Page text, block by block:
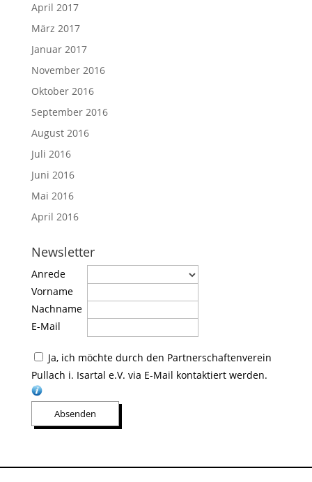
April 2017
März 2017
Januar 2017
November 2016
Oktober 2016
September 2016
August 2016
Juli 2016
Juni 2016
Mai 2016
April 2016
Newsletter
Anrede
Vorname
Nachname
E-Mail
Ja, ich möchte durch den Partnerschaftenverein
Pullach i. Isartal e.V. via E-Mail kontaktiert werden.